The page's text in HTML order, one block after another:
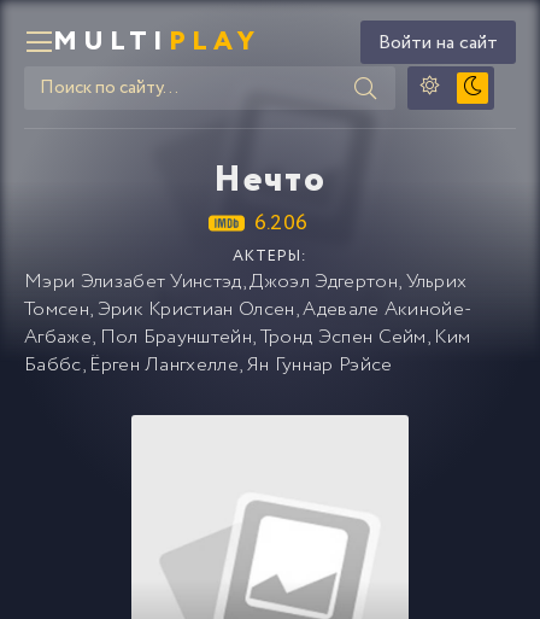
MULTI PLAY Войти на сайт
Нечто
6.206
АКТЕРЫ:
Мэри Элизабет Уинстэд,Джоэл Эдгертон,Ульрих
Томсен, Эрик Кристиан Олсен,Адевале Акинойе-
Агбаже, Пол Браунштейн,Тронд Эспен Сейм, Ким
Баббс, Ёрген Лангхелле,Ян Гуннар Рэйсе